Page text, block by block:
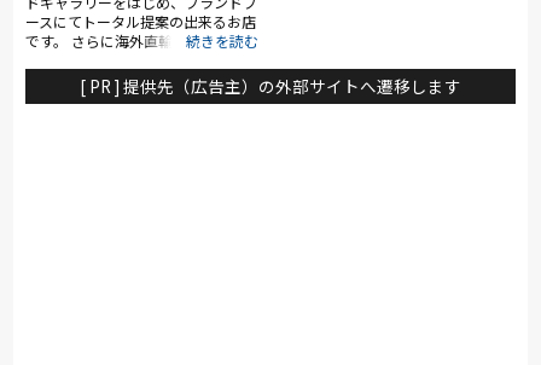
ースにてトータル提案の出来るお店
です。 さらに海外直輸入商品を含
ち品も揃えていますので、幅広い品
揃えが自慢です。 インテリアコー
[ PR ] 提供先（広告主）の外部サイトへ遷移します